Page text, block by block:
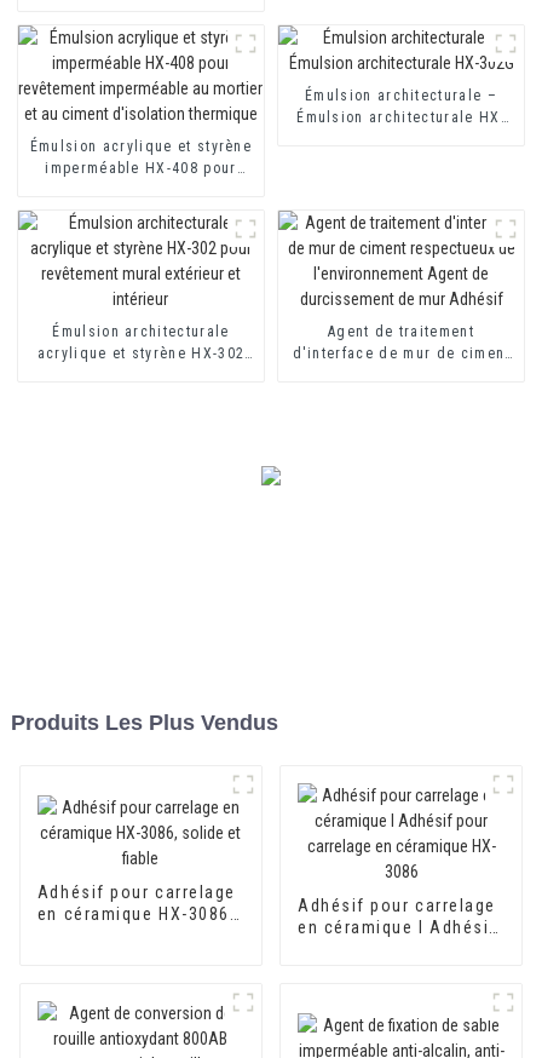
pour mortier d'isolation
thermique et revêtement
imperméable à base de ciment
à deux composants
base de ciment à deux
composants
Émulsion acrylique et styrène
imperméable HX-408 pour
mortier et au ciment
d'isolation thermique
Émulsion architecturale –
Émulsion architecturale HX-
Émulsion architecturale
acrylique et styrène HX-302
Agent de traitement
d'interface de mur de ciment
Produits Les Plus Vendus
Adhésif pour carrelage
en céramique HX-3086,
Adhésif pour carrelage
en céramique I Adhésif